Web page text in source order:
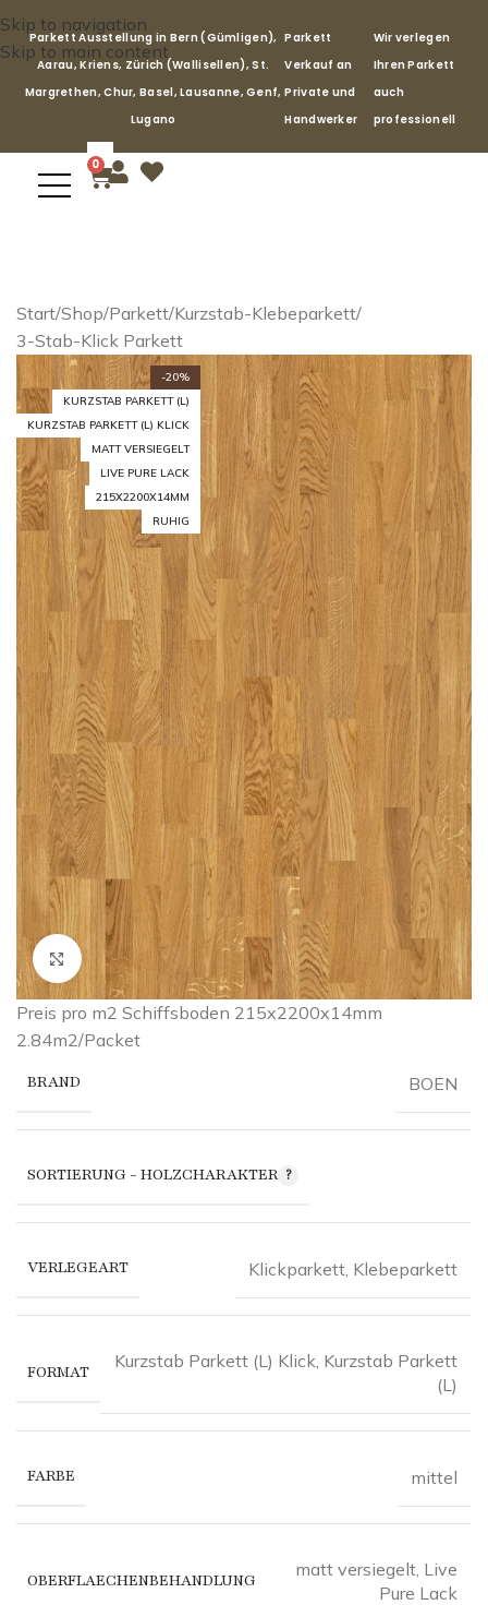
Skip to navigation
Skip to main content
Parkett Ausstellung in Bern (Gümligen),
Aarau, Kriens, Zürich (Wallisellen), St.
Margrethen, Chur, Basel, Lausanne, Genf,
Lugano
Parkett
Verkauf an
Private und
Handwerker
Wir verlegen
Ihren Parkett
auch
professionell
0
Start/Shop/Parkett/Kurzstab-Klebeparkett/
3-Stab-Klick Parkett
-20%
KURZSTAB PARKETT (L)
KURZSTAB PARKETT (L) KLICK
MATT VERSIEGELT
LIVE PURE LACK
215X2200X14MM
RUHIG
Click to enlarge
Preis pro m2 Schiffsboden 215x2200x14mm
2.84m2/Packet
BRAND BOEN
SORTIERUNG - HOLZCHARAKTER
VERLEGEART Klickparkett Klebeparkett
FORMAT Kurzstab Parkett (L) Klick, Kurzstab Parkett
(L)
FARBE mittel
OBERFLAECHENBEHANDLUNG matt versiegelt, Live
Pure Lack